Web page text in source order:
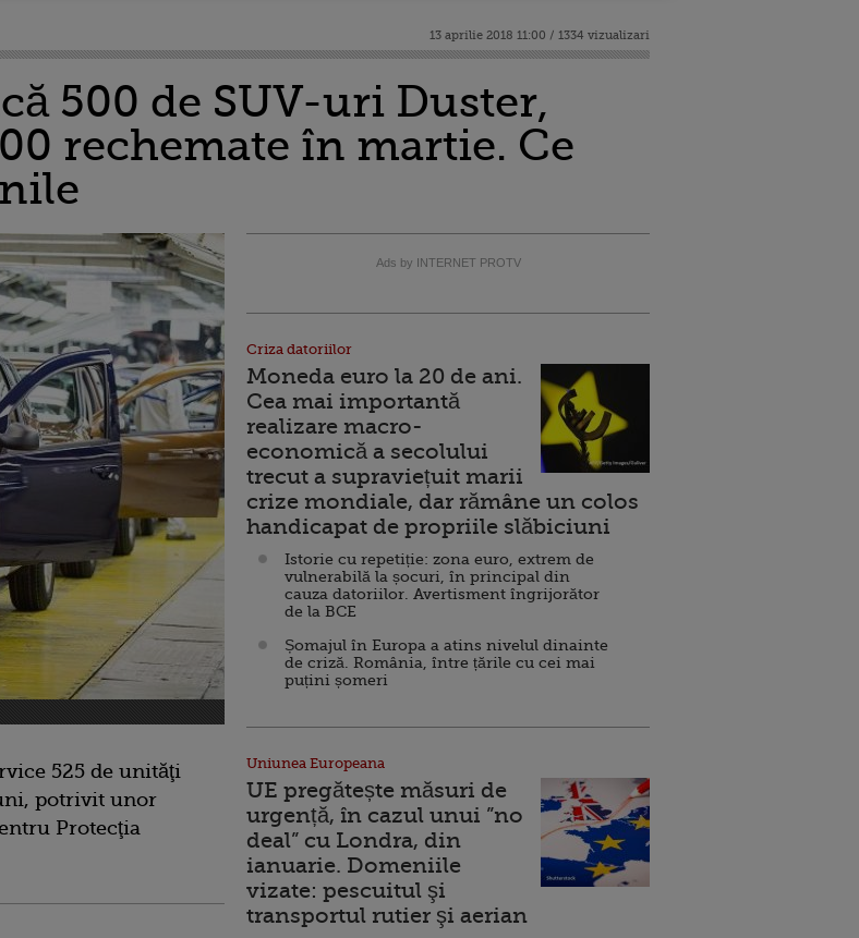
13 aprilie 2018 11:00 / 1334 vizualizari
500 de SUV-uri Duster,
rechemate în martie. Ce
525 de unităţi
potrivit unor
Protecţia
Ads by INTERNET PROTV
Criza datoriilor
Moneda euro la 20 de ani.
Cea mai importantă
realizare macro-
economică a secolului
trecut a supraviețuit marii
crize mondiale, dar rămâne un colos
handicapat de propriile slăbiciuni
Istorie cu repetiție: zona euro, extrem de
vulnerabilă la șocuri, în principal din
cauza datoriilor. Avertisment îngrijorător
de la BCE
Șomajul în Europa a atins nivelul dinainte
de criză. România, între țările cu cei mai
puțini șomeri
Uniunea Europeana
UE pregătește măsuri de
urgență, în cazul unui ”no
deal” cu Londra, din
ianuarie. Domeniile
vizate: pescuitul şi
transportul rutier şi aerian